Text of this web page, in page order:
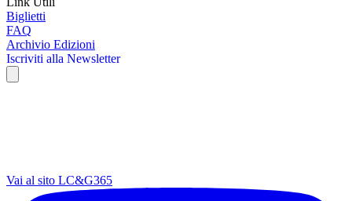
Biglietti
FAQ
Archivio Edizioni
Iscriviti alla Newsletter
Vai al sito LC&G365